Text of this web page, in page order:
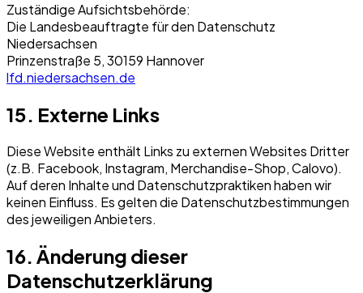
Zuständige Aufsichtsbehörde:
Die Landesbeauftragte für den Datenschutz
Niedersachsen
Prinzenstraße 5, 30159 Hannover
lfd.niedersachsen.de
15. Externe Links
Diese Website enthält Links zu externen Websites Dritter
(z.B. Facebook, Instagram, Merchandise-Shop, Calovo).
Auf deren Inhalte und Datenschutzpraktiken haben wir
keinen Einfluss. Es gelten die Datenschutzbestimmungen
des jeweiligen Anbieters.
16. Änderung dieser
Datenschutzerklärung